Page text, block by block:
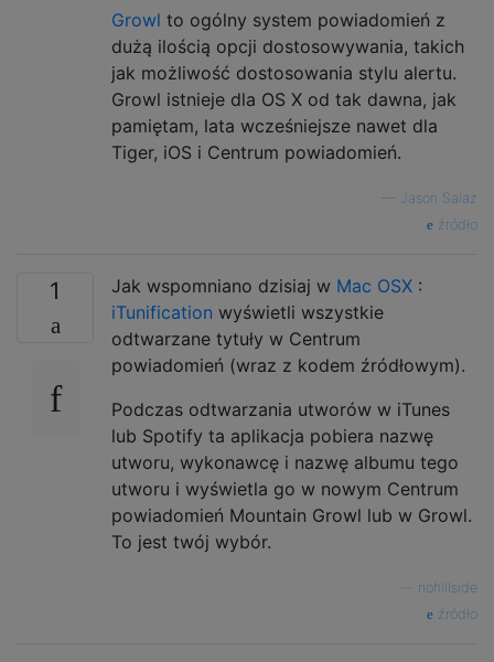
Growl to ogólny system powiadomień z
dużą ilością opcji dostosowywania, takich
jak możliwość dostosowania stylu alertu.
Growl istnieje dla OS X od tak dawna, jak
pamiętam, lata wcześniejsze nawet dla
Tiger, iOS i Centrum powiadomień.
Jason Salaz
źródło
1 Jak wspomniano dzisiaj w Mac OSX :
iTunification wyświetli wszystkie
odtwarzane tytuły w Centrum
powiadomień (wraz z kodem źródłowym).
Podczas odtwarzania utworów w iTunes
lub Spotify ta aplikacja pobiera nazwę
utworu, wykonawcę i nazwę albumu tego
utworu i wyświetla go w nowym Centrum
powiadomień Mountain Growl lub w Growl.
To jest twój wybór.
nohillside
źródło